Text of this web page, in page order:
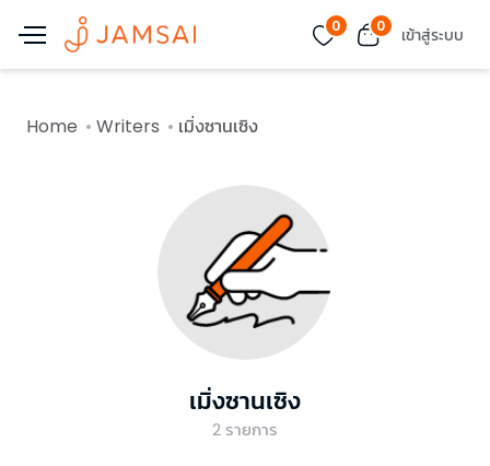
0 0 เข้าสู่ระบบ
Home Writers เมิ่งซานเซิง
เมิ่งซานเซิง
2รายการ